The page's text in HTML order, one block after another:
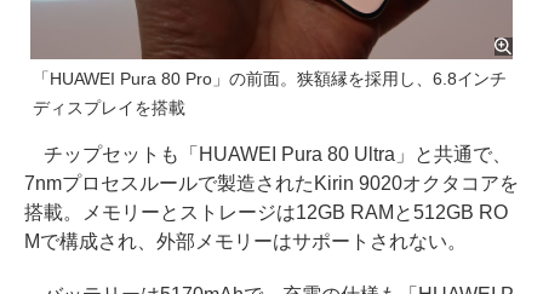
「HUAWEI Pura 80 Pro」の前面。狭額縁を採用し、6.8インチ
ディスプレイを搭載
チップセットも「HUAWEI Pura 80 Ultra」と共通で、
7nmプロセスルールで製造されたKirin 9020オクタコアを
搭載。メモリーとストレージは12GB RAMと512GB RO
Mで構成され、外部メモリーはサポートされない。